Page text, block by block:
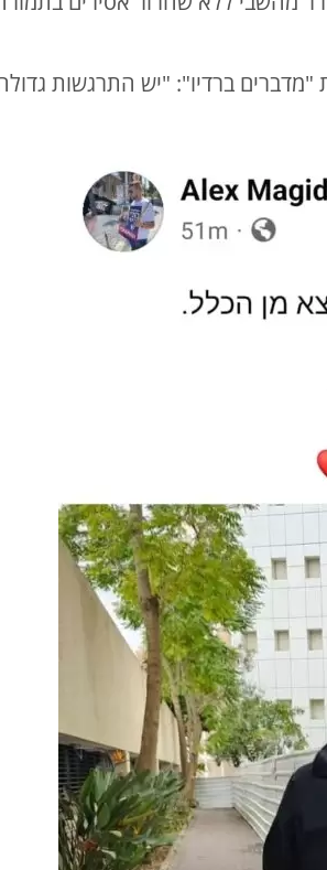
"מדברים ברדיו": "יש התרגשות